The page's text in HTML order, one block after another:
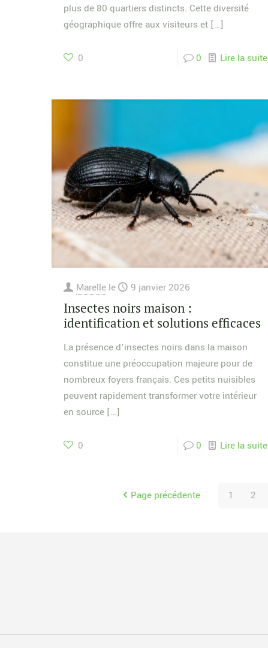
plus de 80 quartiers distincts. Cette diversité
géographique offre aux visiteurs et[…]
0 0 Lire la suite
Marelle le 9 janvier 2026
Insectes noirs maison :
identification et solutions efficaces
La présence d’insectes noirs dans la maison
constitue une préoccupation majeure pour de
nombreux foyers français. Ces petits nuisibles
peuvent rapidement transformer votre intérieur
en source[…]
0 0 Lire la suite
Page précédente 1 2